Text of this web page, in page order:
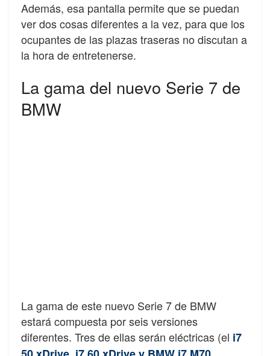
Además, esa pantalla permite que se puedan
ver dos cosas diferentes a la vez, para que los
ocupantes de las plazas traseras no discutan a
la hora de entretenerse.
La gama del nuevo Serie 7 de
BMW
La gama de este nuevo Serie 7 de BMW
estará compuesta por seis versiones
diferentes. Tres de ellas serán eléctricas (el i7